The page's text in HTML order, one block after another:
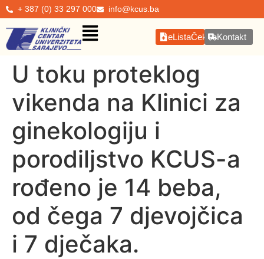
+ 387 (0) 33 297 000 info@kcus.ba
eListaČekanjaKontakt
U toku proteklog
vikenda na Klinici za
ginekologiju i
porodiljstvo KCUS-a
rođeno je 14 beba,
od čega 7 djevojčica
i 7 dječaka.